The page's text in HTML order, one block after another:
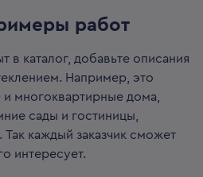
работ
в каталог, добавьте описания
Например, это
и многоквартирные дома,
сады и гостиницы,
каждый заказчик сможет
интересует.